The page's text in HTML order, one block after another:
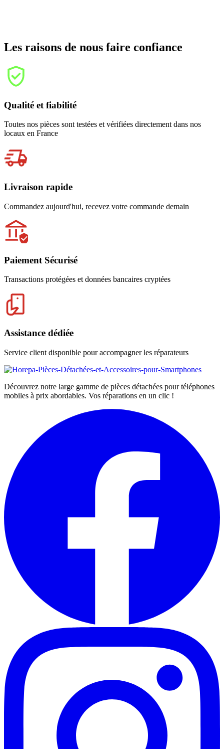
Les raisons de nous faire confiance
Qualité et fiabilité
Toutes nos pièces sont testées et vérifiées directement dans nos
locaux en France
Livraison rapide
Commandez aujourd'hui, recevez votre commande demain
Paiement Sécurisé
Transactions protégées et données bancaires cryptées
Assistance dédiée
Service client disponible pour accompagner les réparateurs
Découvrez notre large gamme de pièces détachées pour téléphones
mobiles à prix abordables. Vos réparations en un clic !